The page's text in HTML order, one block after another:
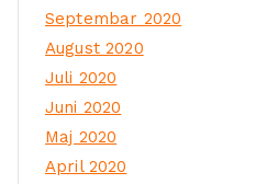
Septembar 2020
August 2020
Juli 2020
Juni 2020
Maj 2020
April 2020